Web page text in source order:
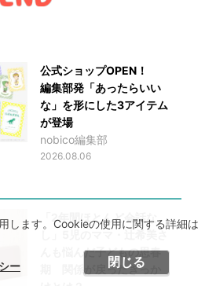
します。Cookieの使用に関する詳細は
ー
閉じる
公式ショップOPEN！
編集部発「あったらいい
な」を形にした3アイテム
が登場
nobico編集部
2026.08.06
「2年間ほとんど会話な
し」5児のママ・辻希美さ
んも悩んだ子どもの思春
期 関係が戻ったきっか